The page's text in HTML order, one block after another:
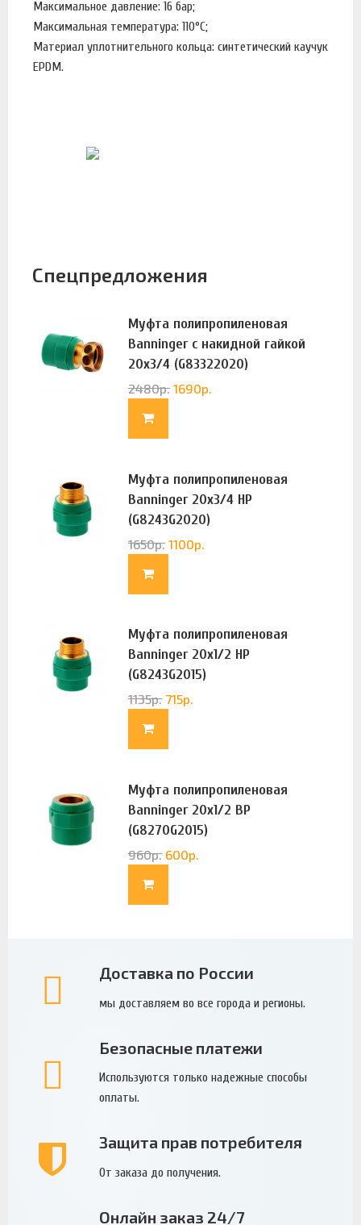
Максимальное давление: 16 бар;
Максимальная температура: 110°С;
Материал уплотнительного кольца: синтетический каучук
EPDM.
Спецпредложения
Муфта полипропиленовая
Banninger с накидной гайкой
20х3/4 (G83322020)
2480р. 1690р.
Муфта полипропиленовая
Banninger 20х3/4 НР
(G8243G2020)
1650р. 1100р.
Муфта полипропиленовая
Banninger 20х1/2 НР
(G8243G2015)
1135р. 715р.
Муфта полипропиленовая
Banninger 20х1/2 ВР
(G8270G2015)
960р. 600р.
Доставка по России
мы доставляем во все города и регионы.
Безопасные платежи
Используются только надежные способы
оплаты.
Защита прав потребителя
От заказа до получения.
Онлайн заказ 24/7